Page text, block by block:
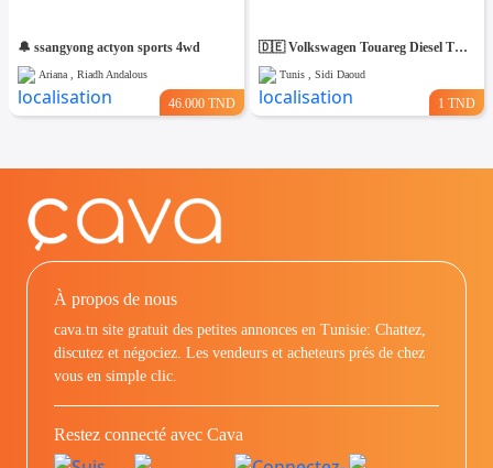
🔔 ssangyong actyon sports 4wd
Ariana , Riadh Andalous
46.000 TND
🇩🇪 Volkswagen Touareg Diesel TDI V6 2010 🇩🇪 ⛔️ on accepte l échange des voitures ⛔️
Tunis , Sidi Daoud
1 TND
À propos de nous
cava.tn site gratuit des petites annonces en Tunisie: Chattez,
discutez et négociez. Les vendeurs et acheteurs prés de chez
vous en simple clic.
Restez connecté avec Cava